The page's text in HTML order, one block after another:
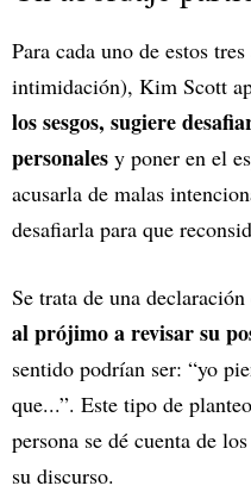
Para cada uno de estos
intimidación), Kim Scott
los sesgos, sugiere
personales y poner en el
acusarla de malas
desafiarla para que
Se trata de una
al prójimo a revisar su
sentido podrían ser: “yo
que...”. Este tipo de
persona se dé cuenta de
su discurso.